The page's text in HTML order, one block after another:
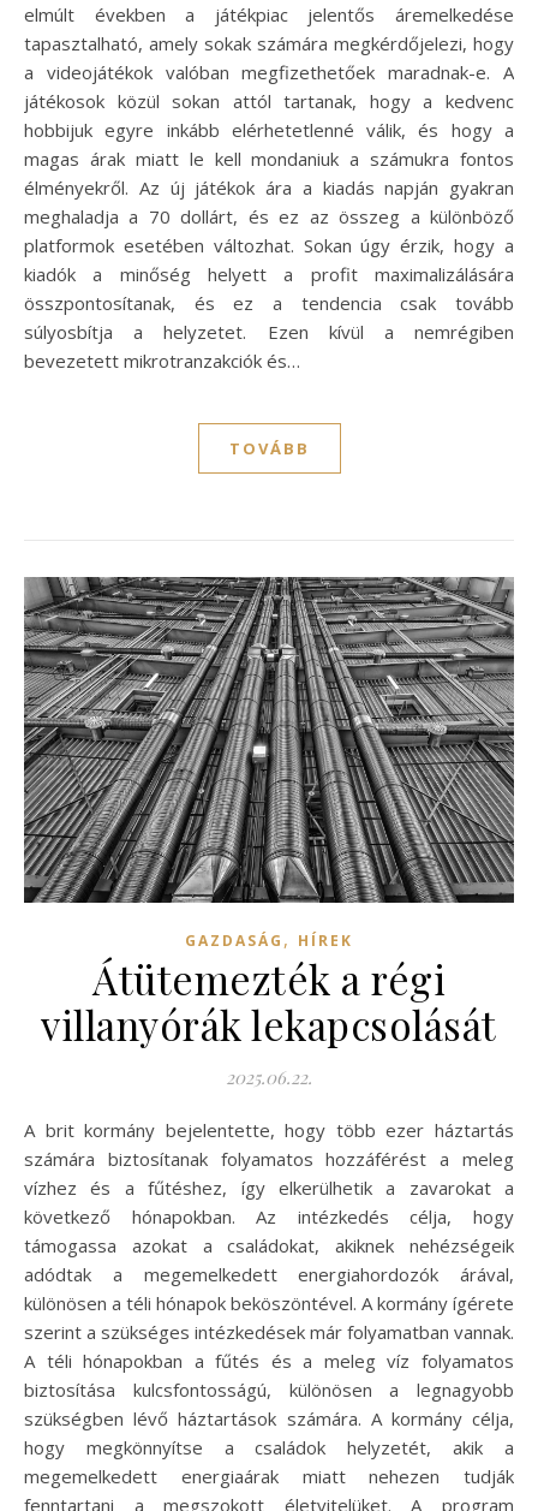
elmúlt években a játékpiac jelentős áremelkedése
tapasztalható, amely sokak számára megkérdőjelezi, hogy
a videojátékok valóban megfizethetőek maradnak-e. A
játékosok közül sokan attól tartanak, hogy a kedvenc
hobbijuk egyre inkább elérhetetlenné válik, és hogy a
magas árak miatt le kell mondaniuk a számukra fontos
élményekről. Az új játékok ára a kiadás napján gyakran
meghaladja a 70 dollárt, és ez az összeg a különböző
platformok esetében változhat. Sokan úgy érzik, hogy a
kiadók a minőség helyett a profit maximalizálására
összpontosítanak, és ez a tendencia csak tovább
súlyosbítja a helyzetet. Ezen kívül a nemrégiben
bevezetett mikrotranzakciók és…
TOVÁBB
GAZDASÁG , HÍREK
Átütemezték a régi
villanyórák lekapcsolását
2025.06.22.
A brit kormány bejelentette, hogy több ezer háztartás
számára biztosítanak folyamatos hozzáférést a meleg
vízhez és a fűtéshez, így elkerülhetik a zavarokat a
következő hónapokban. Az intézkedés célja, hogy
támogassa azokat a családokat, akiknek nehézségeik
adódtak a megemelkedett energiahordozók árával,
különösen a téli hónapok beköszöntével. A kormány ígérete
szerint a szükséges intézkedések már folyamatban vannak.
A téli hónapokban a fűtés és a meleg víz folyamatos
biztosítása kulcsfontosságú, különösen a legnagyobb
szükségben lévő háztartások számára. A kormány célja,
hogy megkönnyítse a családok helyzetét, akik a
megemelkedett energiaárak miatt nehezen tudják
fenntartani a megszokott életvitelüket. A program